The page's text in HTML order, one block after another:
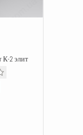
К-2 элит